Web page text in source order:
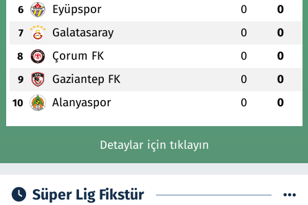
6 Eyüpspor 0 0
7 Galatasaray 0 0
8 Çorum FK 0 0
9 Gaziantep FK 0 0
10 Alanyaspor 0 0
Detaylar için tıklayın
Süper Lig Fikstür